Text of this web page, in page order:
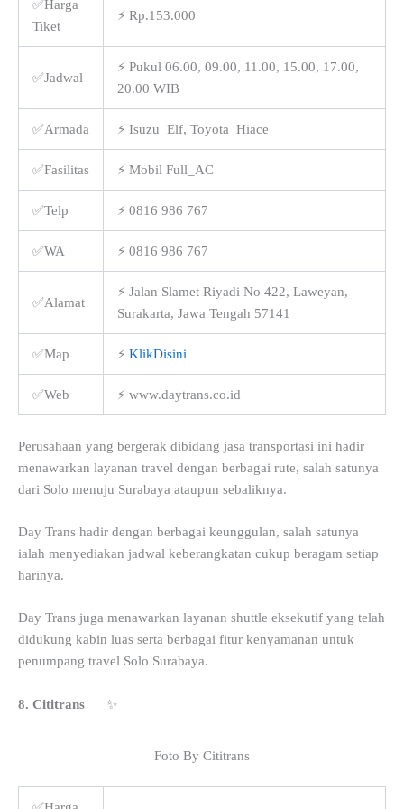
✅Harga
Tiket
⚡ Rp.153.000
✅Jadwal
⚡ Pukul 06.00, 09.00, 11.00, 15.00, 17.00,
20.00 WIB
✅Armada ⚡ Isuzu_Elf, Toyota_Hiace
✅Fasilitas ⚡ Mobil Full_AC
✅Telp ⚡ 0816 986 767
✅WA ⚡ 0816 986 767
✅Alamat
⚡ Jalan Slamet Riyadi No 422, Laweyan,
Surakarta, Jawa Tengah 57141
✅Map ⚡ KlikDisini
✅Web ⚡ www.daytrans.co.id
Perusahaan yang bergerak dibidang jasa transportasi ini hadir
menawarkan layanan travel dengan berbagai rute, salah satunya
dari Solo menuju Surabaya ataupun sebaliknya.
Day Trans hadir dengan berbagai keunggulan, salah satunya
ialah menyediakan jadwal keberangkatan cukup beragam setiap
harinya.
Day Trans juga menawarkan layanan shuttle eksekutif yang telah
didukung kabin luas serta berbagai fitur kenyamanan untuk
penumpang travel Solo Surabaya.
8. Cititrans ✨
Foto By Cititrans